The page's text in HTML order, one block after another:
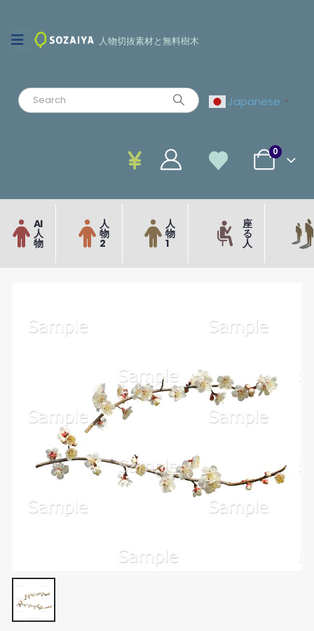
人物切抜素材と無料樹木
Japanese ▼
0
AI
人
物
人
物
2
人
物
1
座
る
人